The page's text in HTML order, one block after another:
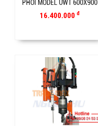
PHÔI MODEL UWT 600X900
16.400.000 đ